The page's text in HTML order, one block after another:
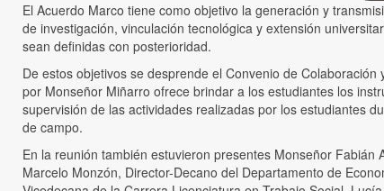
El Acuerdo Marco tiene como objetivo la generación y
de investigación, vinculación tecnológica y extensión
sean definidas con posterioridad.
De estos objetivos se desprende el Convenio de
por Monseñor Miñarro ofrece brindar a los estudiantes los
supervisión de las actividades realizadas por los estudiantes
de campo.
En la reunión también estuvieron presentes Monseñor
Marcelo Monzón, Director-Decano del Departamento de